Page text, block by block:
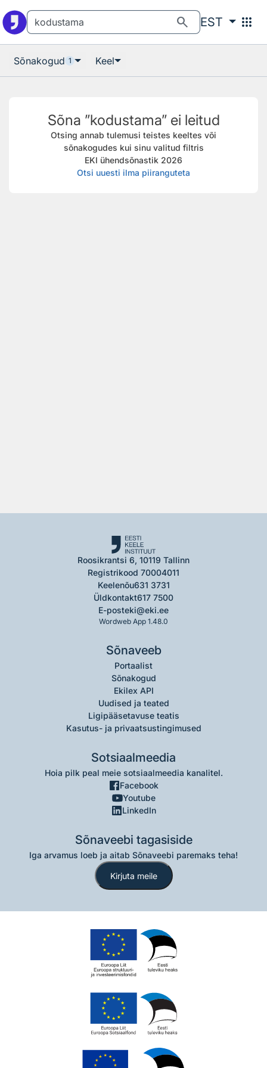
search EST apps
Sõnakogud 1 Keel
Sõna ”kodustama” ei leitud
Otsing annab tulemusi teistes keeltes või
sõnakogudes kui sinu valitud filtris
EKI ühendsõnastik 2026
Otsi uuesti ilma piiranguteta
Roosikrantsi 6, 10119 Tallinn
Registrikood 70004011
Keelenõu631 3731
Üldkontakt617 7500
E-posteki@eki.ee
Wordweb App 1.48.0
Sõnaveeb
Portaalist
Sõnakogud
Ekilex API
Uudised ja teated
Ligipääsetavuse teatis
Kasutus- ja privaatsustingimused
Sotsiaalmeedia
Hoia pilk peal meie sotsiaalmeedia kanalitel.
Facebook
Youtube
LinkedIn
Sõnaveebi tagasiside
Iga arvamus loeb ja aitab Sõnaveebi paremaks teha!
Kirjuta meile